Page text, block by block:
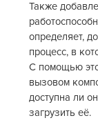
Также
определяет,
процесс, в
С помощью
вызовом
доступна ли
загрузить её.